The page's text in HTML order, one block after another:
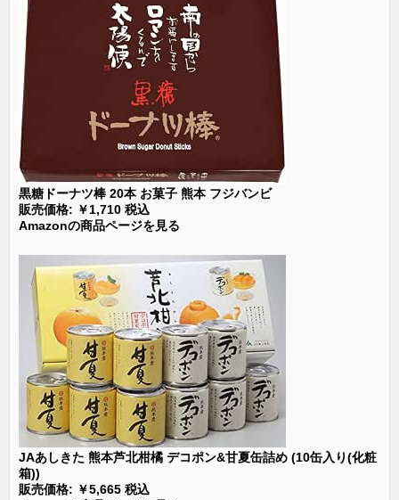
黒糖ドーナツ棒 20本 お菓子 熊本 フジバンビ
販売価格: ￥1,710 税込
Amazonの商品ページを見る
JAあしきた 熊本芦北柑橘 デコポン&甘夏缶詰め (10缶入り(化粧
箱))
販売価格: ￥5,665 税込